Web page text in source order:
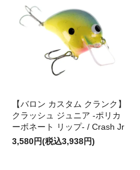
【バロン カスタム クランク】
クラッシュ ジュニア -ポリカ
ーボネート リップ- / Crash Jr
3,580円(税込3,938円)